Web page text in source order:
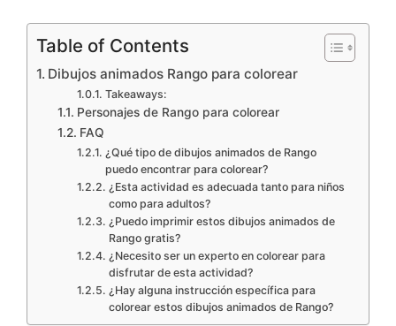
Table of Contents
Dibujos animados Rango para colorear
Takeaways:
Personajes de Rango para colorear
FAQ
¿Qué tipo de dibujos animados de Rango
puedo encontrar para colorear?
¿Esta actividad es adecuada tanto para niños
como para adultos?
¿Puedo imprimir estos dibujos animados de
Rango gratis?
¿Necesito ser un experto en colorear para
disfrutar de esta actividad?
¿Hay alguna instrucción específica para
colorear estos dibujos animados de Rango?